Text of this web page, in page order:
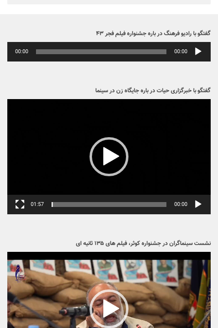
گفتگو با رادیو فرهنگ در باره جشنواره فیلم فجر ۴۳
پخش‌کننده
صوت
00:00
00:00
گفتگو با خبرگزاری حیات در باره جایگاه زن در سینما
00:00
01:57
نشست سینماگران در جشنواره کوثر، فیلم های ۱۳۵ ثانیه ای
ویدیو